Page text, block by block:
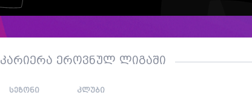
კარიერა ეროვნულ ლიგაში
სეზონი კლუბი